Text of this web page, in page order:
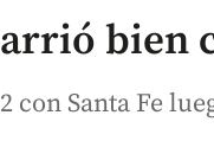
bien
con Santa Fe